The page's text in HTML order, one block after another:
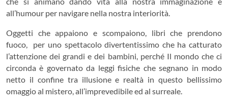
all’humour per navigare nella nostra interiorità.
Oggetti che appaiono e scompaiono, libri che prendono
fuoco, per uno spettacolo divertentissimo che ha catturato
l’attenzione dei grandi e dei bambini, perché Il mondo che ci
circonda è governato da leggi fisiche che segnano in modo
netto il confine tra illusione e realtà in questo bellissimo
omaggio al mistero, all’imprevedibile ed al surreale.